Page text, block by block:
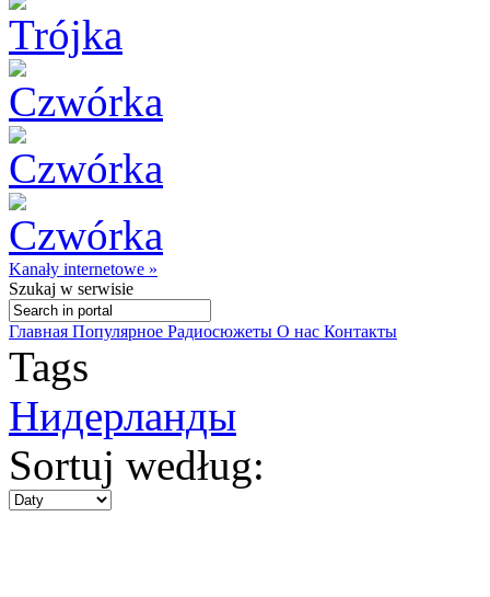
Kanały internetowe »
Szukaj w serwisie
Главная Популярное Радиосюжеты О нас Контакты
Tags
Нидерланды
Sortuj według: